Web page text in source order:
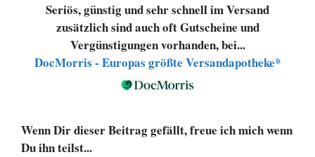
Seriös, günstig und sehr schnell im Versand
zusätzlich sind auch oft Gutscheine und
Vergünstigungen vorhanden, bei...
DocMorris - Europas größte Versandapotheke*
Wenn Dir dieser Beitrag gefällt, freue ich mich wenn
Du ihn teilst...